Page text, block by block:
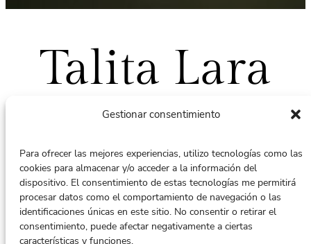
Gestionar consentimiento
Para ofrecer las mejores experiencias, utilizo tecnologías como las
cookies para almacenar y/o acceder a la información del
dispositivo. El consentimiento de estas tecnologías me permitirá
procesar datos como el comportamiento de navegación o las
identificaciones únicas en este sitio. No consentir o retirar el
consentimiento, puede afectar negativamente a ciertas
características y funciones.
Talita Lara
Puedes contactar conmigo en:
terapiacontalita@gmail.com
Whatsapp: +34 616128565